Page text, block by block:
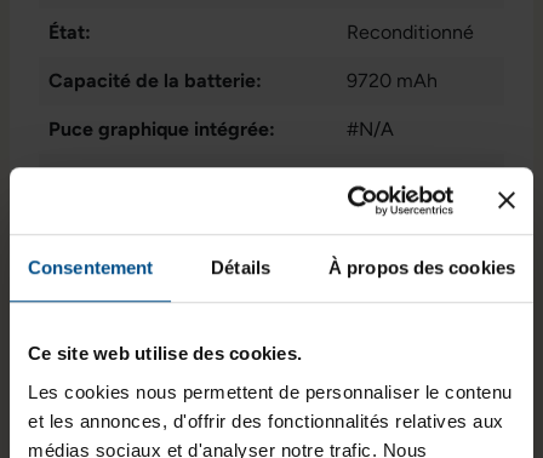
Consentement Détails À propos des cookies
Ce site web utilise des cookies.
Les cookies nous permettent de personnaliser le contenu
et les annonces, d'offrir des fonctionnalités relatives aux
médias sociaux et d'analyser notre trafic. Nous
État: Reconditionné
Capacité de la batterie: 9720 mAh
Puce graphique intégrée: #N/A
Processeur:
Apple A12X
Bionic #N/A @
Stockage de données: 250 GB
GTIN/EAN : 3701157159371